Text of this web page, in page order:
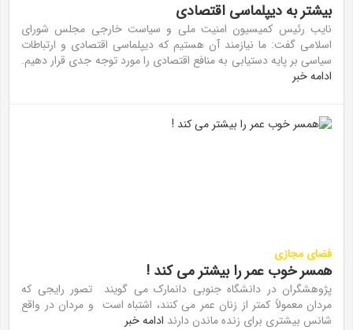
بیشتر به دیپلماسی اقتصادی
نایب رئیس کمیسیون امنیت ملی و سیاست خارجی مجلس شورای
اسلامی گفت: ما نیازمند آن هستیم که دیپلماسی اقتصادی و ارتباطات
سیاسی بر پایه دستیابی به منافع اقتصادی را مورد توجه جدی قرار دهیم.
ادامه خبر
فضای مجازی
همسر خوب عمر را بیشتر می کند !
پژوهشگران در دانشگاه جنوبی دانمارک می گویند تصور رایجی که
مردان معمولاً کمتر از زنان عمر می کنند، اشتباه است و مردان در واقع
شانس بیشتری برای زنده ماندن دارند ادامه خبر